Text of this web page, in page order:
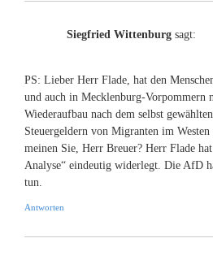
Siegfried Wittenburg sagt:
PS: Lieber Herr Flade, hat den
und auch in Mecklenburg-Vorpommern
Wiederaufbau nach dem selbst
Steuergeldern von Migranten im
meinen Sie, Herr Breuer? Herr Flade
Analyse“ eindeutig widerlegt. Die AfD
tun.
Antworten